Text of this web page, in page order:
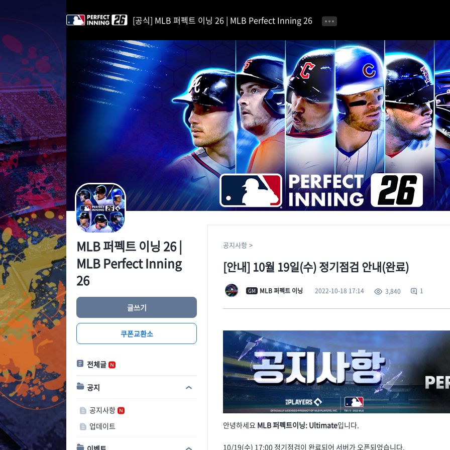
o
C
o
n
t
e
n
t
[공식] MLB 퍼펙트 이닝 26 | MLB Perfect Inning 26
공지사항 이벤트 안내 자유 게시판 가이드
MLB 퍼펙트 이닝 26 |
MLB Perfect Inning
26
글쓰기
쿠폰교환소
전체글
공지
공지사항
업데이트
공지사항
[안내] 10월 19일(수) 정기점검 안내(완료)
GM MLB 퍼펙트 이닝 2022-10-18 17:14 3,840 1
안녕하세요 MLB 퍼펙트이닝: Ultimate입니다.
10/19(수) 17:00 정기점검이 완료되어 서버가 오픈되었습니다.